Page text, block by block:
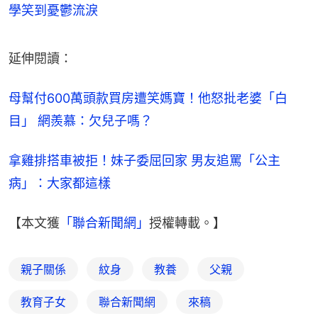
學笑到憂鬱流淚
延伸閱讀：
母幫付600萬頭款買房遭笑媽寶！他怒批老婆「白
目」 網羨慕：欠兒子嗎？
拿雞排搭車被拒！妹子委屈回家 男友追罵「公主
病」：大家都這樣
【本文獲 「聯合新聞網」 授權轉載。】
親子關係 紋身 教養 父親
教育子女 聯合新聞網 來稿